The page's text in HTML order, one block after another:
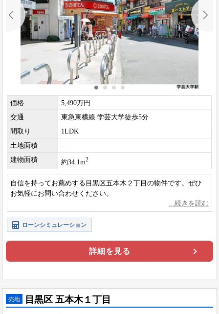
価格
5,490万円
交通
東急東横線 学芸大学徒歩5分
間取り
1LDK
土地面積
-
建物面積
約34.1m2
自信を持ってお薦めする目黒区五本木２丁目の物件です。ぜひ
お気軽にお問い合わせください。
ローンシミュレーション
詳細を見る
売地 目黒区 五本木１丁目